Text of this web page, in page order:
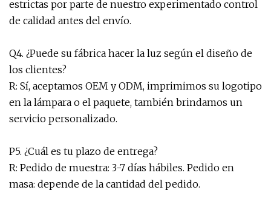
estrictas por parte de nuestro experimentado control
de calidad antes del envío.
Q4. ¿Puede su fábrica hacer la luz según el diseño de
los clientes?
R: Sí, aceptamos OEM y ODM, imprimimos su logotipo
en la lámpara o el paquete, también brindamos un
servicio personalizado.
P5. ¿Cuál es tu plazo de entrega?
R: Pedido de muestra: 3-7 días hábiles. Pedido en
masa: depende de la cantidad del pedido.